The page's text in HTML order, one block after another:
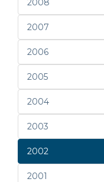
2008
2007
2006
2005
2004
2003
2002
2001